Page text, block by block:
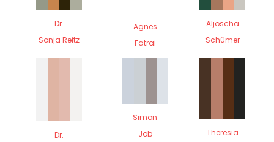
Dr.
Sonja Reitz
Agnes
Fatrai
Aljoscha
Schümer
Dr.
Simon
Job
Theresia